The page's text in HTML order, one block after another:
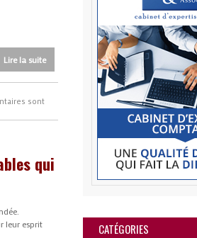
Lire la suite
sont
qui
leur esprit
CATÉGORIES